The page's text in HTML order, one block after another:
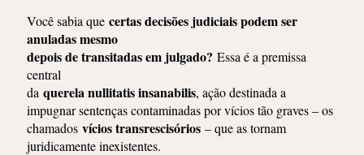
Você sabia que certas decisões judiciais podem ser
anuladas mesmo
depois de transitadas em julgado? Essa é a premissa
central
da querela nullitatis insanabilis, ação destinada a
impugnar sentenças contaminadas por vícios tão graves – os
chamados vícios transrescisórios – que as tornam
juridicamente inexistentes.